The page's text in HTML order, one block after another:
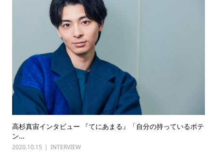
高杉真宙インタビュー 『てにあまる』「自分の持っているポテ
ン...
2020.10.15 INTERVIEW